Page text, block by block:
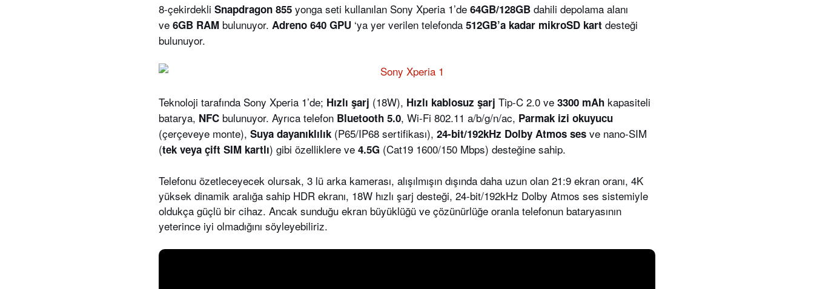
8-çekirdekli Snapdragon 855 yonga seti kullanılan Sony Xperia 1’de 64GB/128GB dahili depolama alanı
ve 6GB RAM bulunuyor. Adreno 640 GPU ‘ya yer verilen telefonda 512GB’a kadar mikroSD kart desteği
bulunuyor.
Teknoloji tarafında Sony Xperia 1’de; Hızlı şarj (18W), Hızlı kablosuz şarj Tip-C 2.0 ve 3300 mAh kapasiteli
batarya, NFC bulunuyor. Ayrıca telefon Bluetooth 5.0, Wi-Fi 802.11 a/b/g/n/ac, Parmak izi okuyucu
(çerçeveye monte), Suya dayanıklılık (P65/IP68 sertifikası), 24-bit/192kHz Dolby Atmos ses ve nano-SIM
(tek veya çift SIM kartlı) gibi özelliklere ve 4.5G (Cat19 1600/150 Mbps) desteğine sahip.
Telefonu özetleceyecek olursak, 3 lü arka kamerası, alışılmışın dışında daha uzun olan 21:9 ekran oranı, 4K
yüksek dinamik aralığa sahip HDR ekranı, 18W hızlı şarj desteği, 24-bit/192kHz Dolby Atmos ses sistemiyle
oldukça güçlü bir cihaz. Ancak sunduğu ekran büyüklüğü ve çözünürlüğe oranla telefonun bataryasının
yeterince iyi olmadığını söyleyebiliriz.